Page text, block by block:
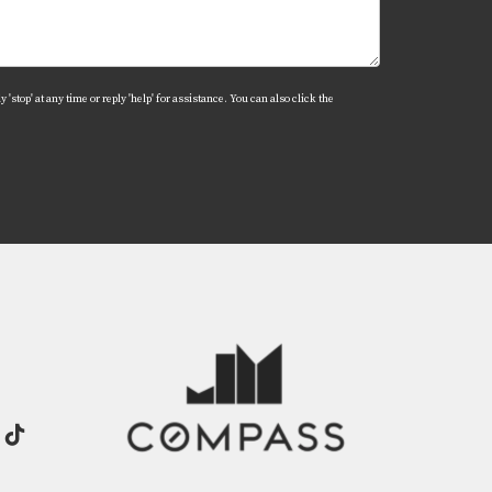
y bibliotecas públicas.
maneras de integrarse. Recuerda
'stop' at any time or reply 'help' for assistance. You can also click the